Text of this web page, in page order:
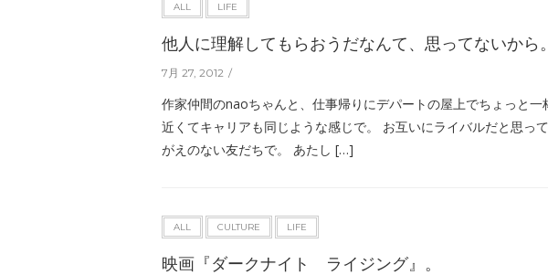
ALL LIFE
他人に理解してもらおうだなんて、思ってないから。
7月 27, 2012
作家仲間のnaoちゃんと、仕事帰りにデパートの屋上でちょっと
近くてキャリアも同じような感じで。 お互いにライバルだと思っ
がえのない友だちで。 あたし […]
ALL CULTURE LIFE
映画『ダークナイト ライジング』。